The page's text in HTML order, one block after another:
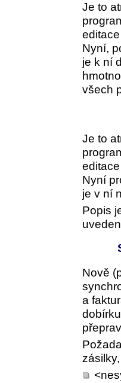
Je to
Nyní,
je k ní
všech
Je to
Nyní
je v ní
Popis
Nově
a